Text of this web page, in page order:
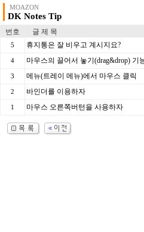
MOAZON
DK Notes Tip
번호 글 제 목
5 휴지통은 잘 비우고 계시지요?
4 마우스의 끌어서 놓기(drag&drop) 기
3 메뉴(트레이 메뉴)에서 마우스 클릭
2 바인더를 이용하자
1 마우스 오른쪽버턴을 사용하자